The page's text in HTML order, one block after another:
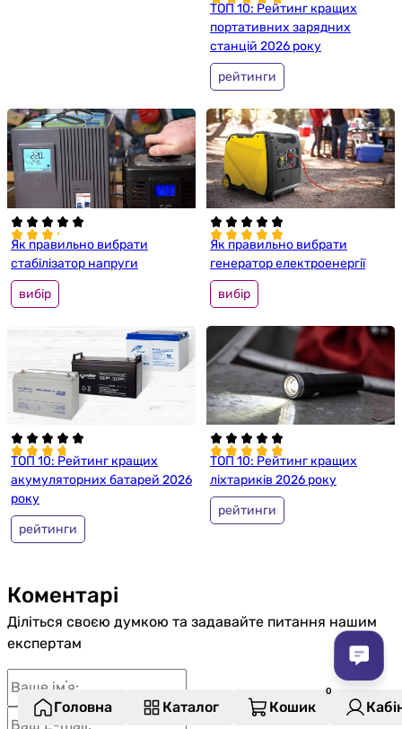
ТОП 10: Рейтинг кращих
портативних зарядних
станцій 2026 року
рейтинги
Як правильно вибрати
стабілізатор напруги
вибір
Як правильно вибрати
генератор електроенергії
вибір
ТОП 10: Рейтинг кращих
акумуляторних батарей 2026
року
рейтинги
ТОП 10: Рейтинг кращих
ліхтариків 2026 року
рейтинги
Коментарі
Діліться своєю думкою та задавайте питання нашим
експертам
Головна Каталог Кошик